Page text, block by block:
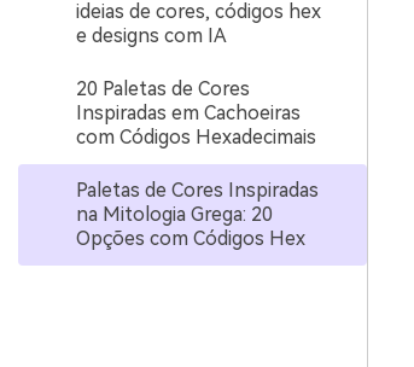
ideias de cores, códigos hex
e designs com IA
20 Paletas de Cores
Inspiradas em Cachoeiras
com Códigos Hexadecimais
Paletas de Cores Inspiradas
na Mitologia Grega: 20
Opções com Códigos Hex